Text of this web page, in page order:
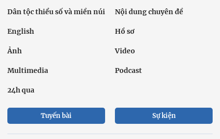
Dân tộc thiểu số và miền núi Nội dung chuyên đề
English Hồ sơ
Ảnh Video
Multimedia Podcast
24h qua
Tuyến bài Sự kiện